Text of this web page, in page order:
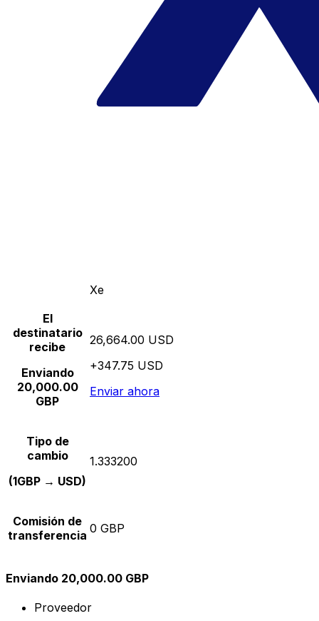
Xe
El
destinatario
recibe
Enviando
20,000.00
GBP
26,664.00 USD
+347.75 USD
Enviar ahora
Tipo de
cambio
(1GBP → USD)
1.333200
Comisión de
transferencia 0 GBP
Enviando 20,000.00 GBP
Proveedor